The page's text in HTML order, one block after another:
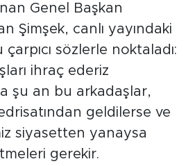
Genel Başkan
Şimşek, canlı yayındaki
çarpıcı sözlerle noktaladı:
ihraç ederiz
şu an bu arkadaşlar,
geldilerse ve
siyasetten yanaysa
gerekir.